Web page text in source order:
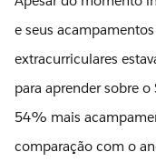
e seus
extracurriculares
para aprender sobre o
54% mais
comparação com o